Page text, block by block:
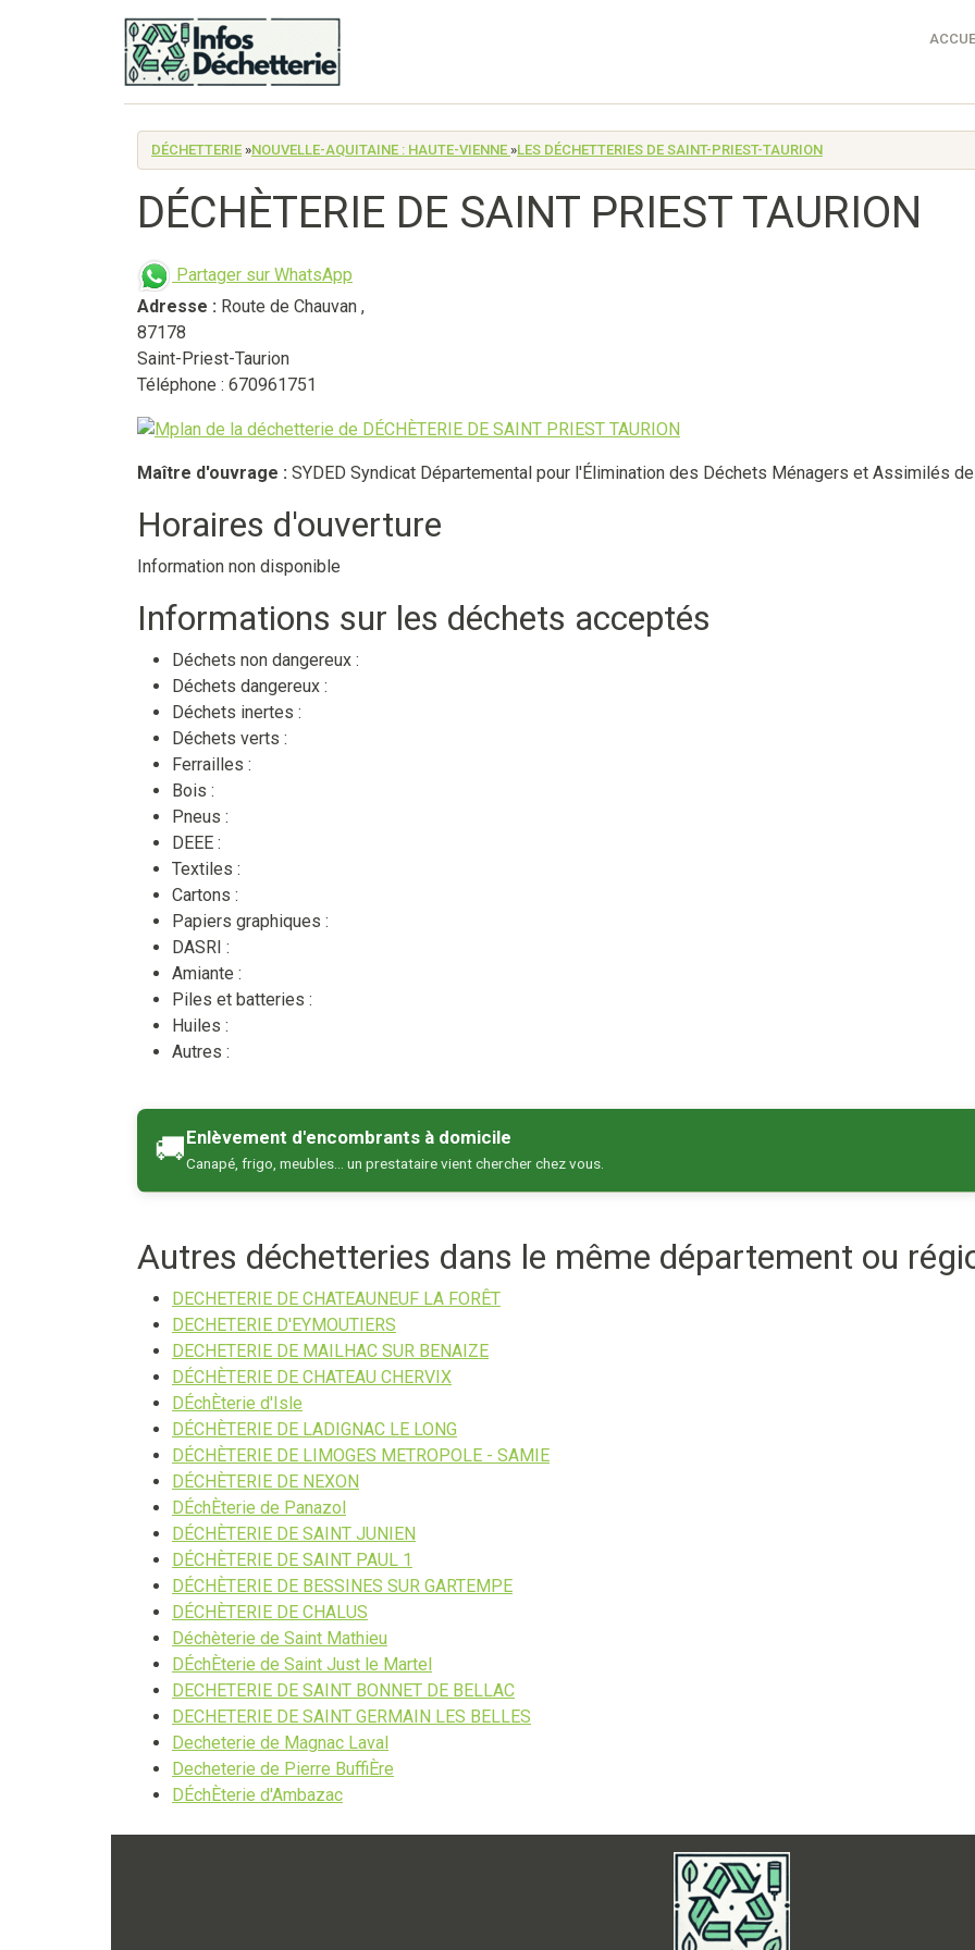
DÉCHETTERIE »NOUVELLE-AQUITAINE : HAUTE-VIENNE »LES DÉCHETTERIES DE SAINT-PRIEST-TAURION
DÉCHÈTERIE DE SAINT PRIEST TAURION
Partager sur WhatsApp
Adresse : Route de Chauvan ,
87178
Saint-Priest-Taurion
Téléphone : 670961751
Maître d'ouvrage : SYDED Syndicat Départemental pour l'Élimination des Déchets Ménagers et Assimilés
Horaires d'ouverture
Information non disponible
Informations sur les déchets acceptés
Déchets non dangereux :
Déchets dangereux :
Déchets inertes :
Déchets verts :
Ferrailles :
Bois :
Pneus :
DEEE :
Textiles :
Cartons :
Papiers graphiques :
DASRI :
Amiante :
Piles et batteries :
Huiles :
Autres :
🚚Enlèvement d'encombrants à domicile
Canapé, frigo, meubles… un prestataire vient chercher chez vous.
Autres déchetteries dans le même département ou
DECHETERIE DE CHATEAUNEUF LA FORÊT
DECHETERIE D'EYMOUTIERS
DECHETERIE DE MAILHAC SUR BENAIZE
DÉCHÈTERIE DE CHATEAU CHERVIX
DÉchÈterie d'Isle
DÉCHÈTERIE DE LADIGNAC LE LONG
DÉCHÈTERIE DE LIMOGES METROPOLE - SAMIE
DÉCHÈTERIE DE NEXON
DÉchÈterie de Panazol
DÉCHÈTERIE DE SAINT JUNIEN
DÉCHÈTERIE DE SAINT PAUL 1
DÉCHÈTERIE DE BESSINES SUR GARTEMPE
DÉCHÈTERIE DE CHALUS
Déchèterie de Saint Mathieu
DÉchÈterie de Saint Just le Martel
DECHETERIE DE SAINT BONNET DE BELLAC
DECHETERIE DE SAINT GERMAIN LES BELLES
Decheterie de Magnac Laval
Decheterie de Pierre BuffiÈre
DÉchÈterie d'Ambazac